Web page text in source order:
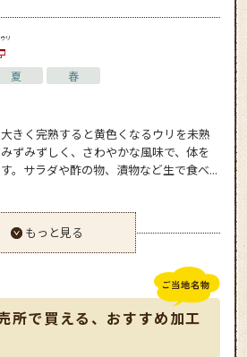
リ
夏 春
きく完熟すると黄色くなるウリを未熟
ずみずしく、さわやかな風味で、体を
。サラダや酢の物、漬物など生で食べ...
もっと見る
所で買える、おすすめ加工